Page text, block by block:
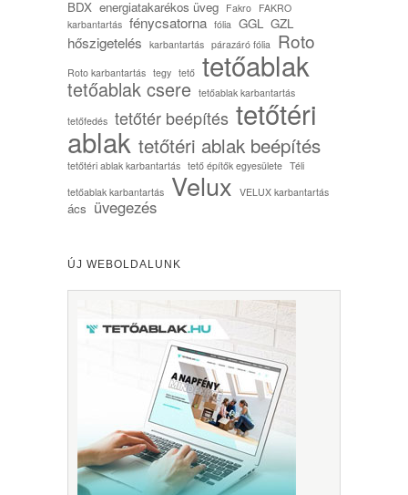
BDX energiatakarékos üveg Fakro FAKRO
karbantartás fénycsatorna fólia GGL GZL
hőszigetelés karbantartás párazáró fólia Roto
Roto karbantartás tegy tető tetőablak
tetőablak csere tetőablak karbantartás
tetőfedés tetőtér beépítés tetőtéri
ablak tetőtéri ablak beépítés
tetőtéri ablak karbantartás tető építők egyesülete Téli
tetőablak karbantartás Velux VELUX karbantartás
ács üvegezés
ÚJ WEBOLDALUNK